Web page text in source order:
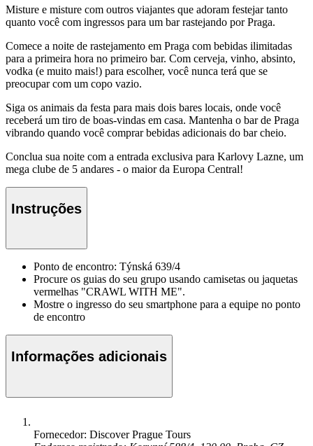
Misture e misture com outros viajantes que adoram festejar tanto
quanto você com ingressos para um bar rastejando por Praga.
Comece a noite de rastejamento em Praga com bebidas ilimitadas
para a primeira hora no primeiro bar. Com cerveja, vinho, absinto,
vodka (e muito mais!) para escolher, você nunca terá que se
preocupar com um copo vazio.
Siga os animais da festa para mais dois bares locais, onde você
receberá um tiro de boas-vindas em casa. Mantenha o bar de Praga
vibrando quando você comprar bebidas adicionais do bar cheio.
Conclua sua noite com a entrada exclusiva para Karlovy Lazne, um
mega clube de 5 andares - o maior da Europa Central!
Instruções
Ponto de encontro: Týnská 639/4
Procure os guias do seu grupo usando camisetas ou jaquetas
vermelhas "CRAWL WITH ME".
Mostre o ingresso do seu smartphone para a equipe no ponto
de encontro
Informações adicionais
Fornecedor: Discover Prague Tours